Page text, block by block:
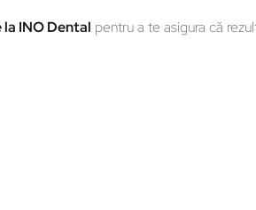
INO Dental pentru a te asigura că